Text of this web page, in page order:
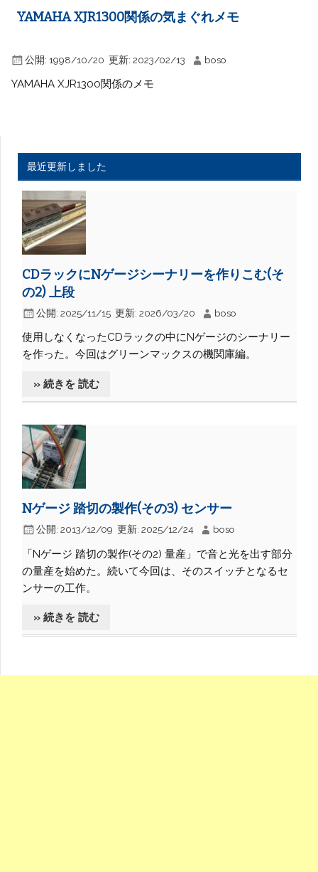
YAMAHA XJR1300関係の気まぐれメモ
公開: 1998/10/20 更新: 2023/02/13 boso
YAMAHA XJR1300関係のメモ
最近更新しました
CDラックにNゲージシーナリーを作りこむ(そ
の2) 上段
公開: 2025/11/15 更新: 2026/03/20 boso
使用しなくなったCDラックの中にNゲージのシーナリー
を作った。今回はグリーンマックスの機関庫編。
» 続きを 読む
Nゲージ 踏切の製作(その3) センサー
公開: 2013/12/09 更新: 2025/12/24 boso
「Nゲージ 踏切の製作(その2) 量産」で音と光を出す部分
の量産を始めた。続いて今回は、そのスイッチとなるセ
ンサーの工作。
» 続きを 読む